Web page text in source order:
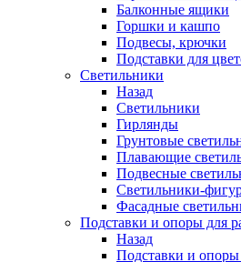
Балконные ящики
Горшки и кашпо
Подвесы, крючки
Подставки для
Светильники
Назад
Светильники
Гирлянды
Грунтовые
Плавающие
Подвесные
Светильники-
Фасадные
Подставки и опоры для
Назад
Подставки и опоры